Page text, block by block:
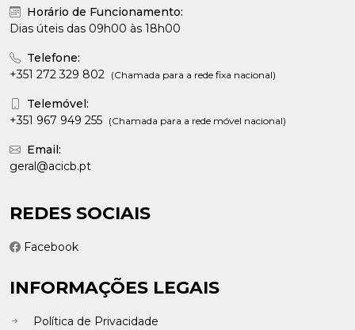
Horário de Funcionamento:
Dias úteis das 09h00 às 18h00
Telefone:
+351 272 329 802 (Chamada para a rede fixa nacional)
Telemóvel:
+351 967 949 255 (Chamada para a rede móvel nacional)
Email:
geral@acicb.pt
REDES SOCIAIS
Facebook
INFORMAÇÕES LEGAIS
Política de Privacidade